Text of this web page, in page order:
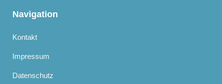
Navigation
Kontakt
Impressum
Datenschutz